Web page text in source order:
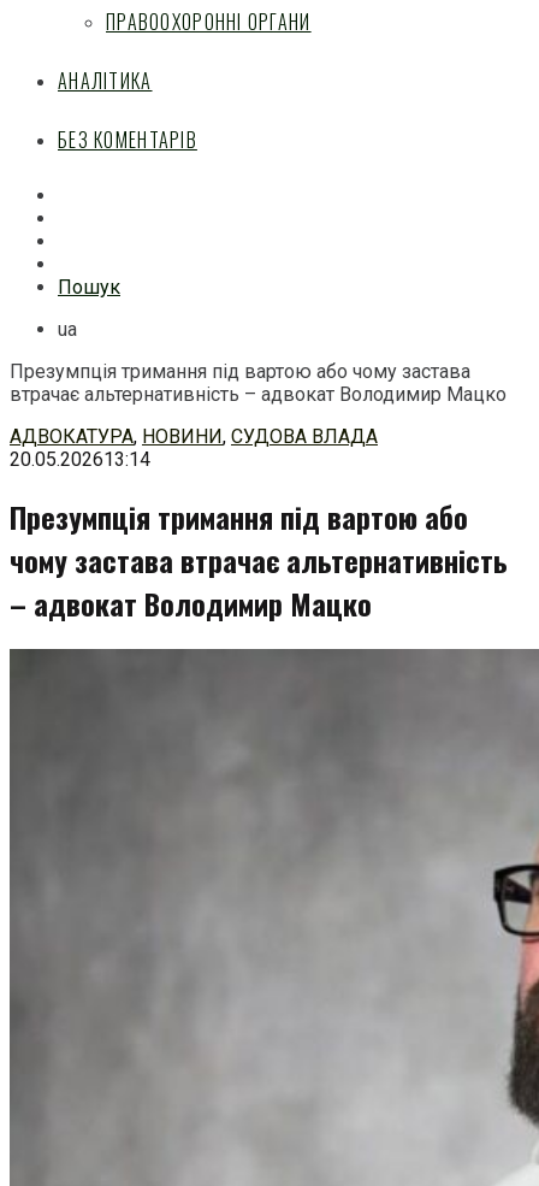
ПРАВООХОРОННІ ОРГАНИ
АНАЛІТИКА
БЕЗ КОМЕНТАРІВ
Пошук
ua
Презумпція тримання під вартою або чому застава
втрачає альтернативність – адвокат Володимир Мацко
Перейти
до
АДВОКАТУРА, НОВИНИ, СУДОВА ВЛАДА
20.05.202613:14
Презумпція тримання під вартою або
чому застава втрачає альтернативність
– адвокат Володимир Мацко